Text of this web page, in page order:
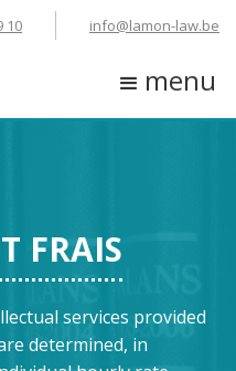
info@lamon-law.be
10
menu
FRAIS
services provided
determined, in